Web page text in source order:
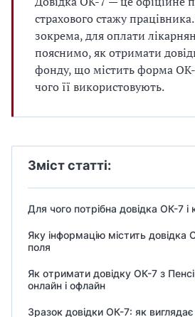
страхового стажу
зокрема, для оплати
пояснимо, як отримати
фонду, що містить форма
чого її використовують.
Зміст статті:
Для чого потрібна довідка ОК-7 і
Яку інформацію містить
поля
Як отримати довідку ОК-7 з
онлайн і офлайн
Зразок довідки ОК-7: як